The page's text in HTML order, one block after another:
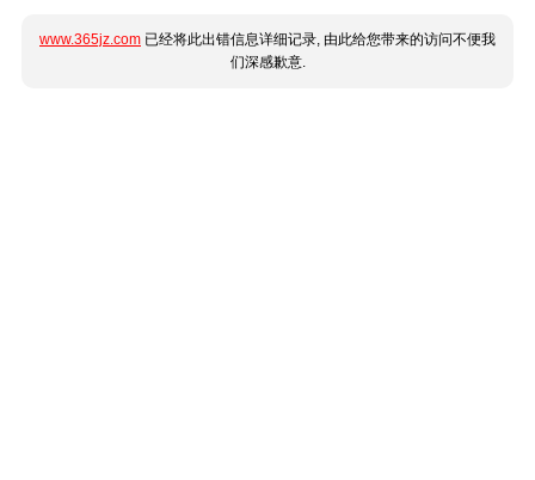
www.365jz.com 已经将此出错信息详细记录, 由此给您带来的访问不便我
们深感歉意.